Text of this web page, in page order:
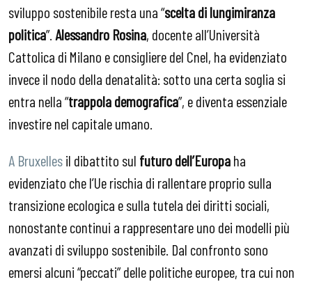
sviluppo sostenibile resta una “scelta di lungimiranza
politica”. Alessandro Rosina, docente all’Università
Cattolica di Milano e consigliere del Cnel, ha evidenziato
invece il nodo della denatalità: sotto una certa soglia si
entra nella “trappola demografica”, e diventa essenziale
investire nel capitale umano.
A Bruxellesil dibattito sul futuro dell’Europaha
evidenziato che l’Ue rischia di rallentare proprio sulla
transizione ecologica e sulla tutela dei diritti sociali,
nonostante continui a rappresentare uno dei modelli più
avanzati di sviluppo sostenibile. Dal confronto sono
emersi alcuni “peccati” delle politiche europee, tra cui non